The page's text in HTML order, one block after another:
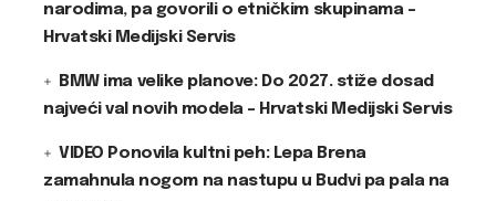
narodima, pa govorili o etničkim skupinama –
Hrvatski Medijski Servis
BMW ima velike planove: Do 2027. stiže dosad
najveći val novih modela – Hrvatski Medijski Servis
VIDEO Ponovila kultni peh: Lepa Brena
zamahnula nogom na nastupu u Budvi pa pala na